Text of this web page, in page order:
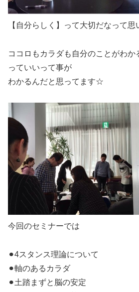
【自分らしく】って大切だなって思
ココロもカラダも自分のことがわか
っていいって事が
わかるんだと思ってます☆
今回のセミナーでは
⚫︎4スタンス理論について
⚫︎軸のあるカラダ
⚫︎土踏まずと脳の安定